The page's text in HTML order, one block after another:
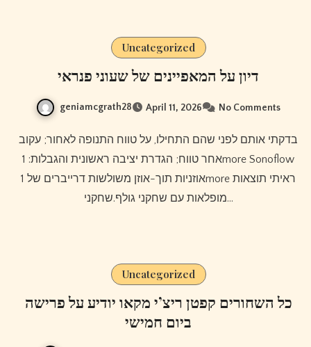
Uncategorized
דיון על המאפיינים של שעוני פנראי
geniamcgrath28 April 11, 2026 No Comments
בדקתי אותם לפני שהם התחילו, על טווח התנופה לאחור; עקוב
אחר טווח; הגדרת יציבה ראשונית והגבלות: 1more Sonoflow
אוזניות תוך-אוזן משולשות דרייברים של 1more ראיתי תוצאות
מופלאות עם שחקני גולף.שחקני…
Uncategorized
כל השחורים קפטן ריצ’י מקאו יודיע על פרישה
ביום חמישי